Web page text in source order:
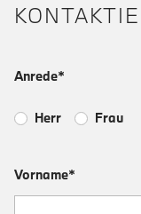
Anrede*
Herr Frau
Vorname*